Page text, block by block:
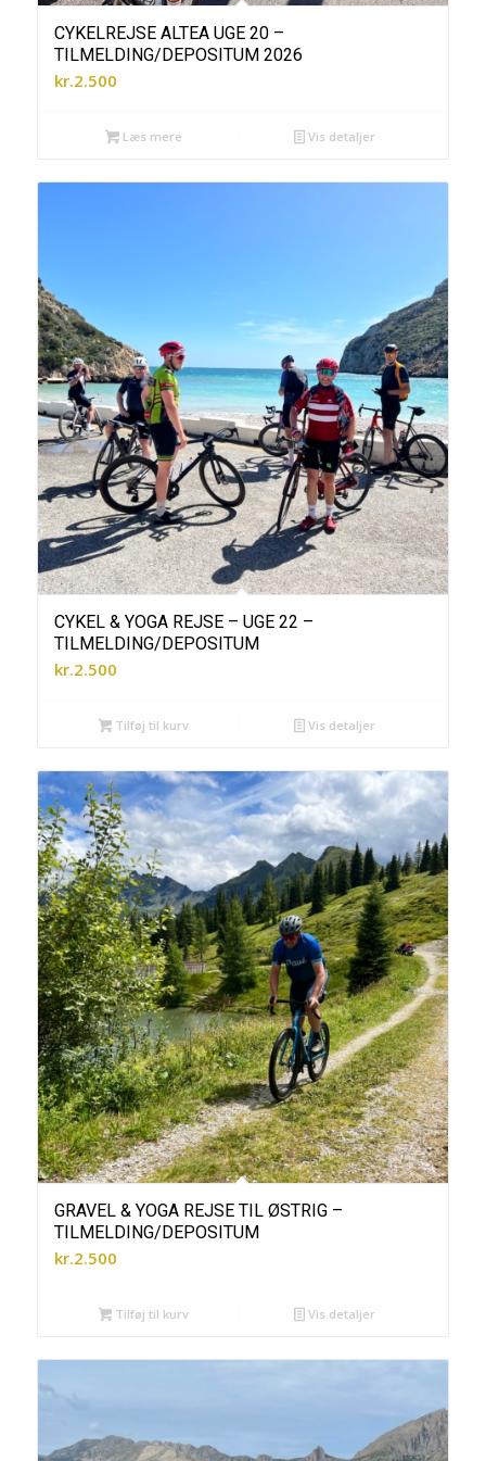
CYKELREJSE ALTEA UGE 20 –
TILMELDING/DEPOSITUM 2026
kr.2.500
Læs mere Vis detaljer
CYKEL & YOGA REJSE – UGE 22 –
TILMELDING/DEPOSITUM
kr.2.500
Tilføj til kurv Vis detaljer
GRAVEL & YOGA REJSE TIL ØSTRIG –
TILMELDING/DEPOSITUM
kr.2.500
Tilføj til kurv Vis detaljer